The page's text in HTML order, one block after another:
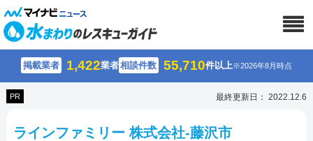
掲載業者 1,422業者相談件数 55,710件以上※2026年8月時点
PR 最終更新日： 2022.12.6
ラインファミリー 株式会社-藤沢市